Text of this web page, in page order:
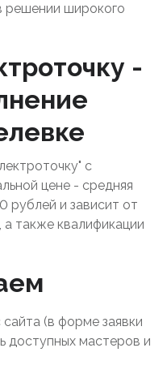
решении широкого
-
с
цене - средняя
рублей и зависит от
также квалификации
(в форме заявки
доступных мастеров и